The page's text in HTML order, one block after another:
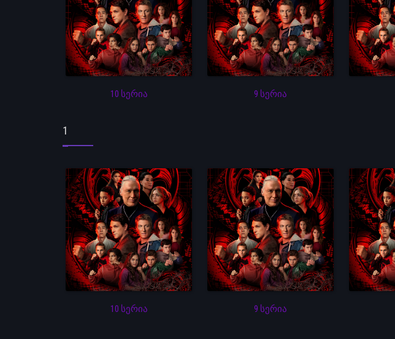
10 სერია 9 სერია
1
10 სერია 9 სერია